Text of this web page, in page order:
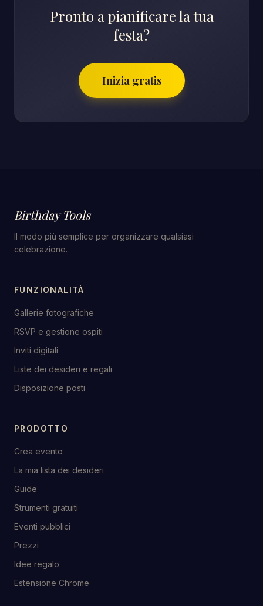
Pronto a pianificare la tua
festa?
Inizia gratis
Birthday Tools
Il modo più semplice per organizzare qualsiasi
celebrazione.
FUNZIONALITÀ
Gallerie fotografiche
RSVP e gestione ospiti
Inviti digitali
Liste dei desideri e regali
Disposizione posti
PRODOTTO
Crea evento
La mia lista dei desideri
Guide
Strumenti gratuiti
Eventi pubblici
Prezzi
Idee regalo
Estensione Chrome